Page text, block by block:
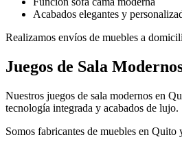
Acabados elegantes y
Realizamos envíos de muebles a
Juegos de Sala
Nuestros juegos de sala modernos en
tecnología integrada y acabados de lujo.
Somos fabricantes de muebles en Quito